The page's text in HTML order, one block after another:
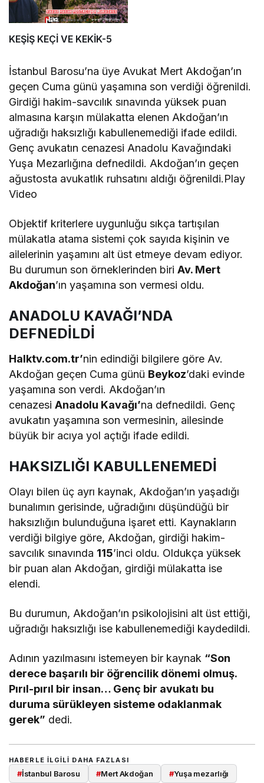
KEŞİŞ KEÇİ VE KEKİK-5
İstanbul Barosu’na üye Avukat Mert Akdoğan’ın
geçen Cuma günü yaşamına son verdiği öğrenildi.
Girdiği hakim-savcılık sınavında yüksek puan
almasına karşın mülakatta elenen Akdoğan’ın
uğradığı haksızlığı kabullenemediği ifade edildi.
Genç avukatın cenazesi Anadolu Kavağındaki
Yuşa Mezarlığına defnedildi. Akdoğan’ın geçen
ağustosta avukatlık ruhsatını aldığı öğrenildi.Play
Video
Objektif kriterlere uygunluğu sıkça tartışılan
mülakatla atama sistemi çok sayıda kişinin ve
ailelerinin yaşamını alt üst etmeye devam ediyor.
Bu durumun son örneklerinden biriAv. Mert
Akdoğan’ın yaşamına son vermesi oldu.
ANADOLU KAVAĞI’NDA
DEFNEDİLDİ
Halktv.com.tr’nin edindiği bilgilere göre Av.
Akdoğan geçen Cuma günü Beykoz’daki evinde
yaşamına son verdi. Akdoğan’ın
cenazesiAnadolu Kavağı’na defnedildi. Genç
avukatın yaşamına son vermesinin, ailesinde
büyük bir acıya yol açtığı ifade edildi.
HAKSIZLIĞI KABULLENEMEDİ
Olayı bilen üç ayrı kaynak, Akdoğan’ın yaşadığı
bunalımın gerisinde, uğradığını düşündüğü bir
haksızlığın bulunduğuna işaret etti. Kaynakların
verdiği bilgiye göre, Akdoğan, girdiği hakim-
savcılık sınavında 115’inci oldu. Oldukça yüksek
bir puan alan Akdoğan, girdiği mülakatta ise
elendi.
Bu durumun, Akdoğan’ın psikolojisini alt üst ettiği,
uğradığı haksızlığı ise kabullenemediği kaydedildi.
Adının yazılmasını istemeyen bir kaynak “Son
derece başarılı bir öğrencilik dönemi olmuş.
Pırıl-pırıl bir insan… Genç bir avukatı bu
duruma sürükleyen sisteme odaklanmak
gerek” dedi.
HABERLE ILGILI DAHA FAZLASI
#İstanbul Barosu #Mert Akdoğan #Yuşa mezarlığı